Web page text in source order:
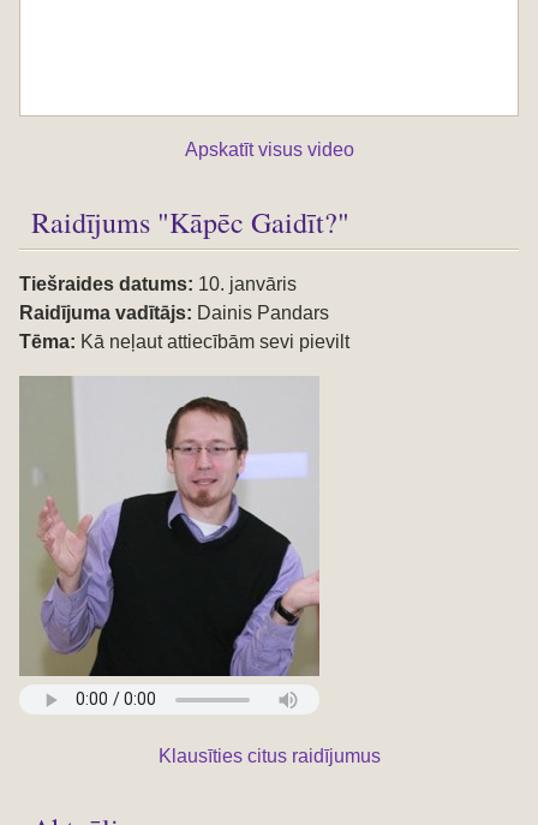
Apskatīt visus video
Raidījums "Kāpēc Gaidīt?"
Tiešraides datums: 10. janvāris
Raidījuma vadītājs: Dainis Pandars
Tēma: Kā neļaut attiecībām sevi pievilt
Klausīties citus raidījumus